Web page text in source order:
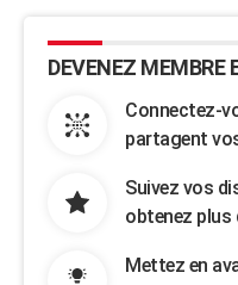
DEVENEZ MEMBRE
Connectez-
partagent
Suivez vos
obtenez plus
Mettez en